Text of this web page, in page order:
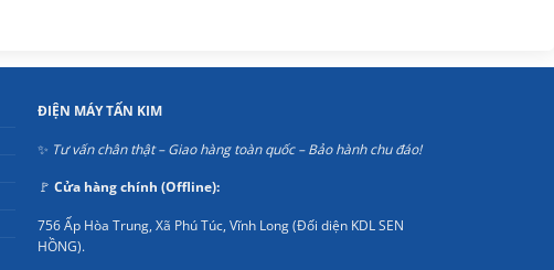
ĐIỆN MÁY TẤN KIM
✨ Tư vấn chân thật – Giao hàng toàn quốc – Bảo hành chu đáo!
🚩 Cửa hàng chính (Offline):
756 Ấp Hòa Trung, Xã Phú Túc, Vĩnh Long (Đối diện KDL SEN
HỒNG).